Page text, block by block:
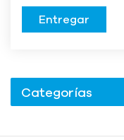
Entregar
Categorías